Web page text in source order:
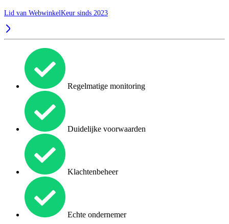
Lid van WebwinkelKeur sinds 2023
Regelmatige monitoring
Duidelijke voorwaarden
Klachtenbeheer
Echte ondernemer